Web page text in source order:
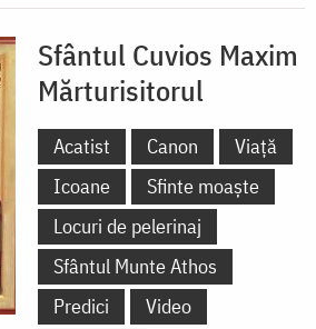
Sfântul Cuvios Maxim
Mărturisitorul
Acatist Canon
Viață
Icoane
Sfinte moaște
Locuri de pelerinaj
Sfântul Munte Athos
Predici
Video